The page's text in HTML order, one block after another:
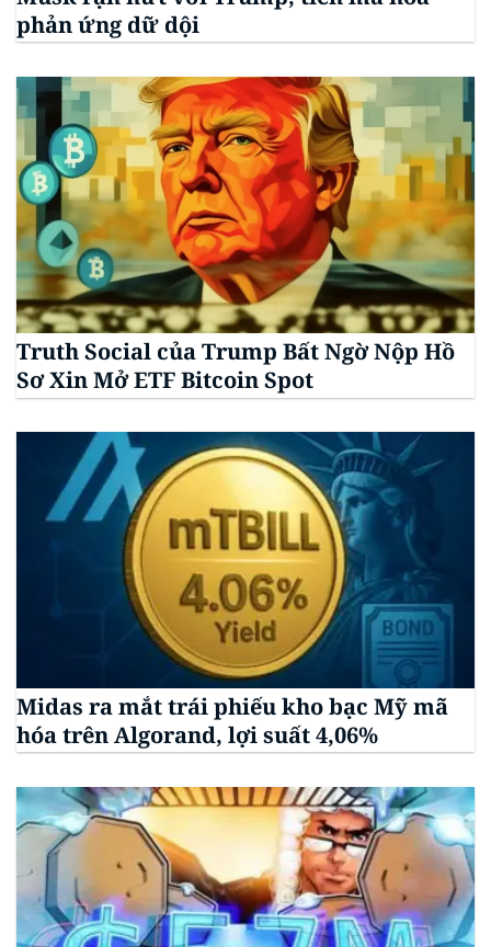
phản ứng dữ dội
Truth Social của Trump Bất Ngờ Nộp Hồ
Sơ Xin Mở ETF Bitcoin Spot
Midas ra mắt trái phiếu kho bạc Mỹ mã
hóa trên Algorand, lợi suất 4,06%